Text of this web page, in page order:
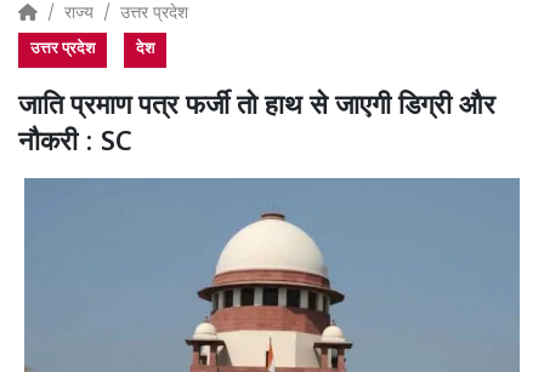
राज्य उत्तर प्रदेश
उत्तर प्रदेश देश
जाति प्रमाण पत्र फर्जी तो हाथ से जाएगी डिग्री और
नौकरी : SC